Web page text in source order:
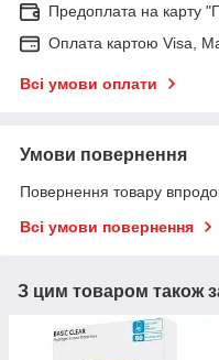
Предоплата на карту
Оплата картою Visa,
Всі умови оплати
Умови повернення
Повернення товару
Всі умови повернення
З цим товаром також